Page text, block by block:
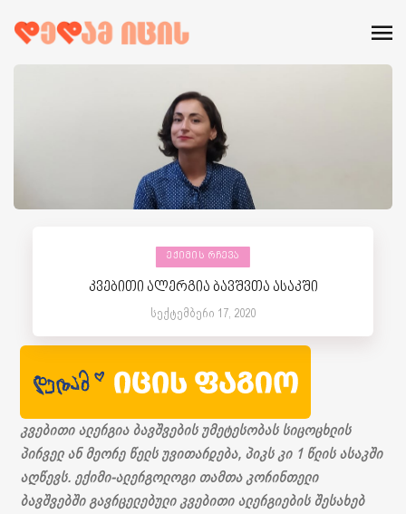
ᲔᲥᲘᲛᲘᲡ ᲠᲩᲔᲕᲐ
კვებითი ალერგია ბავშვთა ასაკში
სექტემბერი 17, 2020
კვებითი ალერგია ბავშვების უმეტესობას სიცოცხლის
პირველ ან მეორე წელს უვითარდება, პიკს კი 1 წლის ასაკში
აღწევს. ექიმი-ალერგოლოგი თამთა კორინთელი
ბავშვებში გავრცელებული კვებითი ალერგიების შესახებ